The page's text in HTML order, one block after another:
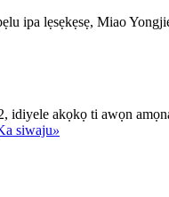
ipa lẹsẹkẹsẹ, Miao
akọkọ ti awọn
siwaju»